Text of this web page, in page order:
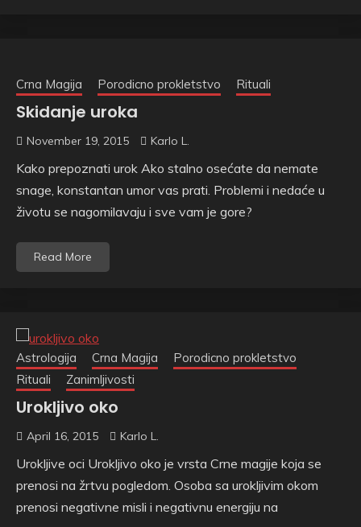
Crna Magija Porodicno prokletstvo Rituali
Skidanje uroka
November 19, 2015 Karlo L.
Kako prepoznati urok Ako stalno osećate da nemate
snage, konstantan umor vas prati. Problemi i nedaće u
životu se nagomilavaju i sve vam je gore?
Read More
Astrologija Crna Magija
Porodicno prokletstvo
Rituali
Zanimljivosti
Urokljivo oko
April 16, 2015 Karlo L.
Urokljive oci Urokljivo oko je vrsta Crne magije koja se
prenosi na žrtvu pogledom. Osoba sa urokljivim okom
prenosi negativne misli i negativnu energiju na